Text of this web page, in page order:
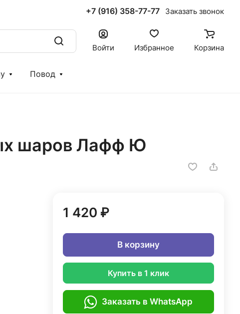
+7 (916) 358-77-77 Заказать звонок
Войти Избранное Корзина
Повод
шаров Лафф Ю
1 420 ₽
В корзину
Купить в 1 клик
Заказать в WhatsApp